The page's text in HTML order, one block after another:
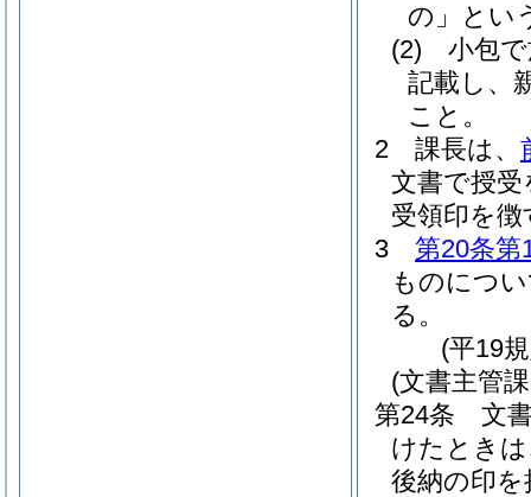
の」とい
(2)
小包
記載し、
こと。
2
課長は、
文書で授
受領印を
3
第20条第
ものにつ
る。
(平19
(文書主管
第24条
文
けたとき
後納の印